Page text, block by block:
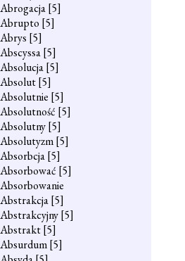
Abrogacja[5]
Abrupto [5]
Abrys [5]
Abscyssa[5]
Absolucja[5]
Absolut[5]
Absolutnie [5]
Absolutność [5]
Absolutny[5]
Absolutyzm[5]
Absorbcja[5]
Absorbować [5]
Absorbowanie
Abstrakcja[5]
Abstrakcyjny[5]
Abstrakt[5]
Absurdum[5]